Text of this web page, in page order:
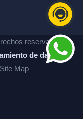
reservados. |
de datos
Map